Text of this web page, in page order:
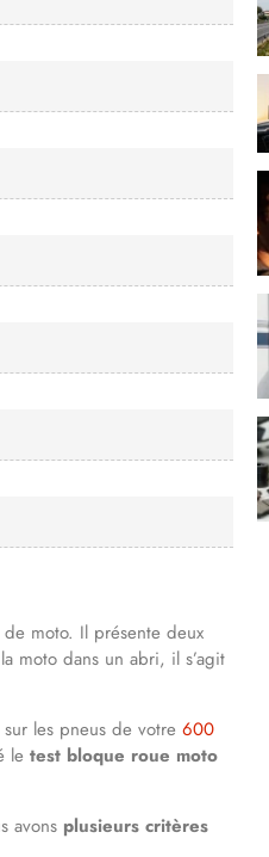
moto. Il présente deux
moto dans un abri, il s’agit
les pneus de votre 600
le test bloque roue moto
avons plusieurs critères